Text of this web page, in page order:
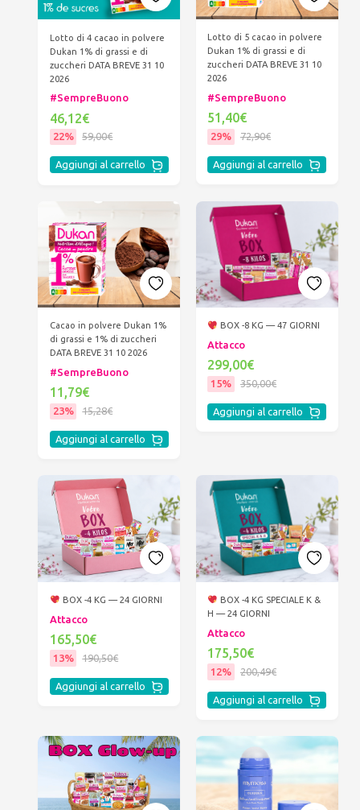
Lotto di 4 cacao in polvere
Dukan 1% di grassi e di
zuccheri DATA BREVE 31 10
2026
#SempreBuono
46,12€
22% 59,00€
Aggiungi al carrello
Lotto di 5 cacao in polvere
Dukan 1% di grassi e di
zuccheri DATA BREVE 31 10
2026
#SempreBuono
51,40€
29% 72,90€
Aggiungi al carrello
Cacao in polvere Dukan 1%
di grassi e 1% di zuccheri
DATA BREVE 31 10 2026
#SempreBuono
11,79€
23% 15,28€
Aggiungi al carrello
BOX -8 KG — 47 GIORNI
Attacco
299,00€
15% 350,00€
Aggiungi al carrello
BOX -4 KG — 24 GIORNI
Attacco
165,50€
13% 190,50€
Aggiungi al carrello
BOX -4 KG SPECIALE K &
H — 24 GIORNI
Attacco
175,50€
12% 200,49€
Aggiungi al carrello